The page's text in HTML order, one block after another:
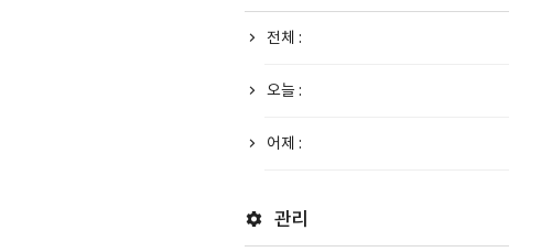
전체 :
오늘 :
어제 :
관리